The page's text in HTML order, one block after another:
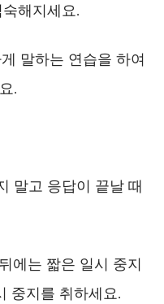
해지세요.
말하는 연습을 하여
.
말고 응답이 끝날 때
에는 짧은 일시 중지
중지를 취하세요.